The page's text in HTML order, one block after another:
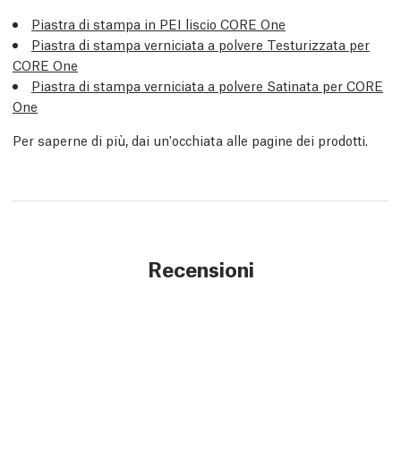
Piastra di stampa in PEI liscio CORE One
Piastra di stampa verniciata a polvere Testurizzata per
CORE One
Piastra di stampa verniciata a polvere Satinata per CORE
One
Per saperne di più, dai un'occhiata alle pagine dei prodotti.
Recensioni